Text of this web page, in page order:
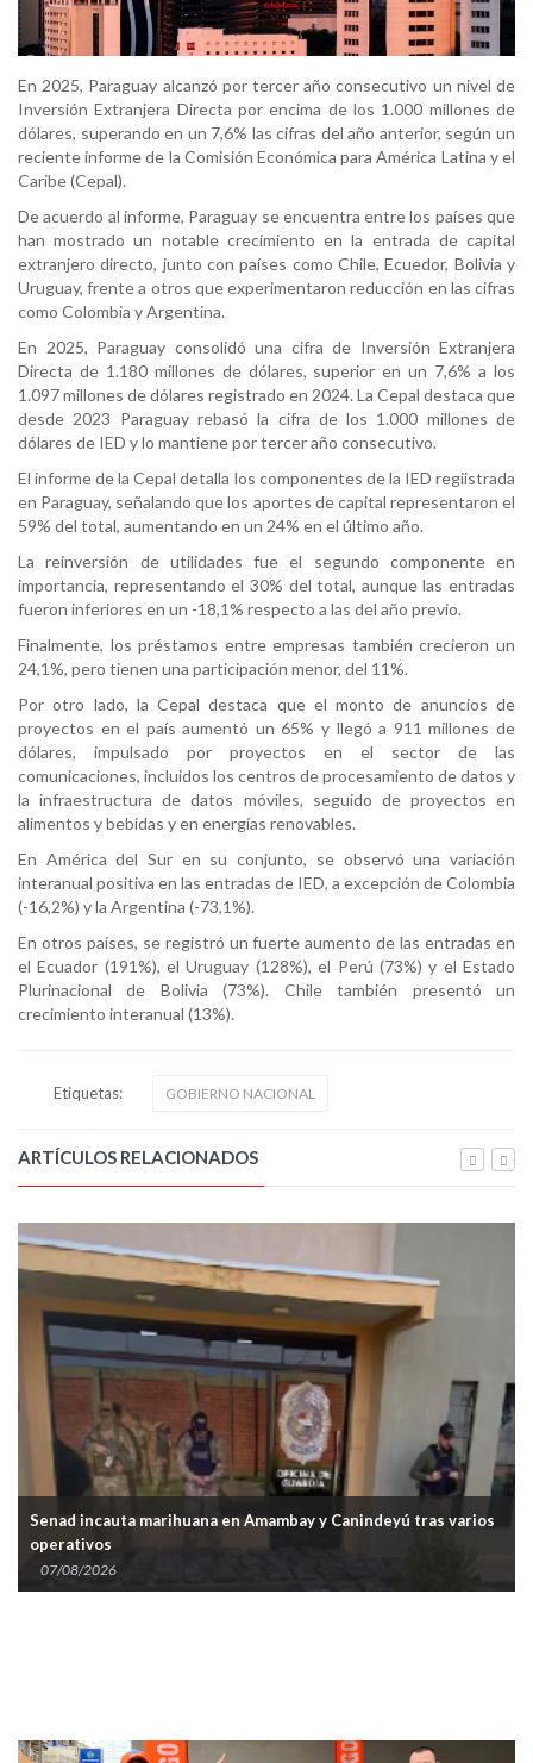
En 2025, Paraguay alcanzó por tercer año consecutivo un nivel de
Inversión Extranjera Directa por encima de los 1.000 millones de
dólares, superando en un 7,6% las cifras del año anterior, según un
reciente informe de la Comisión Económica para América Latina y el
Caribe (Cepal).
De acuerdo al informe, Paraguay se encuentra entre los países que
han mostrado un notable crecimiento en la entrada de capital
extranjero directo, junto con países como Chile, Ecuedor, Bolivia y
Uruguay, frente a otros que experimentaron reducción en las cifras
como Colombia y Argentina.
En 2025, Paraguay consolidó una cifra de Inversión Extranjera
Directa de 1.180 millones de dólares, superior en un 7,6% a los
1.097 millones de dólares registrado en 2024. La Cepal destaca que
desde 2023 Paraguay rebasó la cifra de los 1.000 millones de
dólares de IED y lo mantiene por tercer año consecutivo.
El informe de la Cepal detalla los componentes de la IED regiistrada
en Paraguay, señalando que los aportes de capital representaron el
59% del total, aumentando en un 24% en el último año.
La reinversión de utilidades fue el segundo componente en
importancia, representando el 30% del total, aunque las entradas
fueron inferiores en un -18,1% respecto a las del año previo.
Finalmente, los préstamos entre empresas también crecieron un
24,1%, pero tienen una participación menor, del 11%.
Por otro lado, la Cepal destaca que el monto de anuncios de
proyectos en el país aumentó un 65% y llegó a 911 millones de
dólares, impulsado por proyectos en el sector de las
comunicaciones, incluidos los centros de procesamiento de datos y
la infraestructura de datos móviles, seguido de proyectos en
alimentos y bebidas y en energías renovables.
En América del Sur en su conjunto, se observó una variación
interanual positiva en las entradas de IED, a excepción de Colombia
(-16,2%) y la Argentina (-73,1%).
En otros países, se registró un fuerte aumento de las entradas en
el Ecuador (191%), el Uruguay (128%), el Perú (73%) y el Estado
Plurinacional de Bolivia (73%). Chile también presentó un
crecimiento interanual (13%).
Etiquetas: GOBIERNO NACIONAL
ARTÍCULOS RELACIONADOS
Senad incauta marihuana en Amambay y Canindeyú tras varios
operativos
07/08/2026